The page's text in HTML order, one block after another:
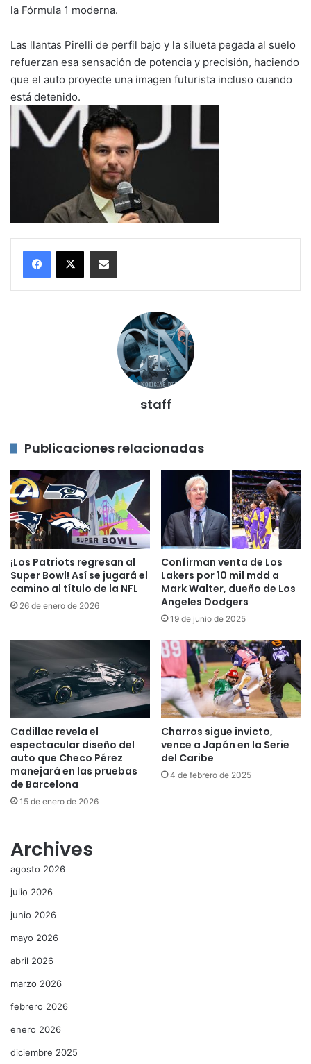
la Fórmula 1 moderna.
Las llantas Pirelli de perfil bajo y la silueta pegada al suelo
refuerzan esa sensación de potencia y precisión, haciendo
que el auto proyecte una imagen futurista incluso cuando
está detenido.
Compartir por correo electrónico
staff
Publicaciones relacionadas
¡Los Patriots regresan al
Super Bowl! Así se jugará el
camino al título de la NFL
26 de enero de 2026
Confirman venta de Los
Lakers por 10 mil mdd a
Mark Walter, dueño de Los
Angeles Dodgers
19 de junio de 2025
Cadillac revela el
espectacular diseño del
auto que Checo Pérez
manejará en las pruebas
de Barcelona
15 de enero de 2026
Charros sigue invicto,
vence a Japón en la Serie
del Caribe
4 de febrero de 2025
Archives
agosto 2026
julio 2026
junio 2026
mayo 2026
abril 2026
marzo 2026
febrero 2026
enero 2026
diciembre 2025